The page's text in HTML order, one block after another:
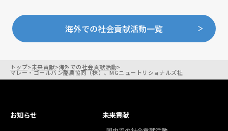
海外での社会貢献活動一覧
トップ>未来貢献>海外での社会貢献活動>
マレー・ゴールバン酪農協同（株）、MGニュートリショナルズ社
お知らせ 未来貢献